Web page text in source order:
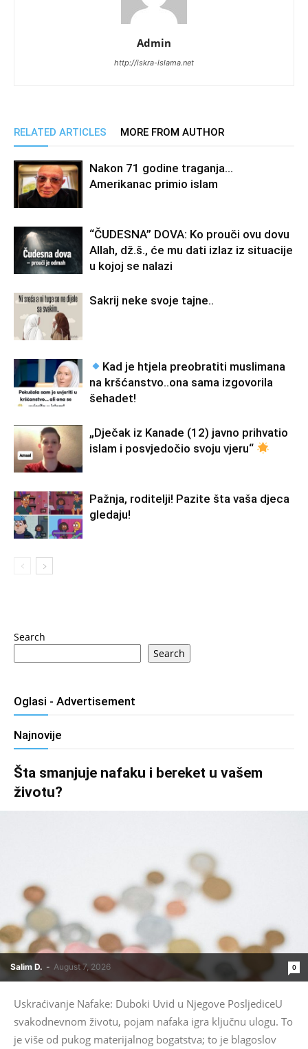
Admin
http://iskra-islama.net
RELATED ARTICLES MORE FROM AUTHOR
Nakon 71 godine traganja…
Amerikanac primio islam
“ČUDESNA” DOVA: Ko prouči ovu dovu
Allah, dž.š., će mu dati izlaz iz situacije
u kojoj se nalazi
Sakrij neke svoje tajne..
Kad je htjela preobratiti muslimana
na kršćanstvo..ona sama izgovorila
šehadet!
„Dječak iz Kanade (12) javno prihvatio
islam i posvjedočio svoju vjeru“
Pažnja, roditelji! Pazite šta vaša djeca
gledaju!
Search
Search
Oglasi - Advertisement
Najnovije
Šta smanjuje nafaku i bereket u vašem
životu?
Salim D. - August 7, 2026 0
Uskraćivanje Nafake: Duboki Uvid u Njegove PosljediceU
svakodnevnom životu, pojam nafaka igra ključnu ulogu. To
je više od pukog materijalnog bogatstva; to je blagoslov